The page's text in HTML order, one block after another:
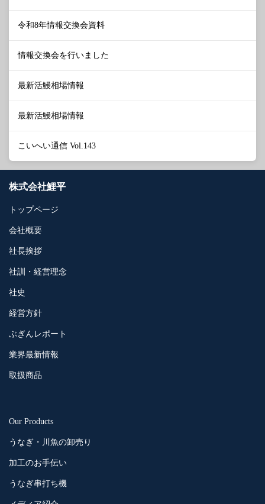
令和8年情報交換会資料
情報交換会を行いました
最新活鰻相場情報
最新活鰻相場情報
こいへい通信 Vol.143
株式会社鯉平
トップページ
会社概要
社長挨拶
社訓・経営理念
社史
経営方針
ぶぎんレポート
業界最新情報
取扱商品
Our Products
うなぎ・川魚の卸売り
加工のお手伝い
うなぎ串打ち機